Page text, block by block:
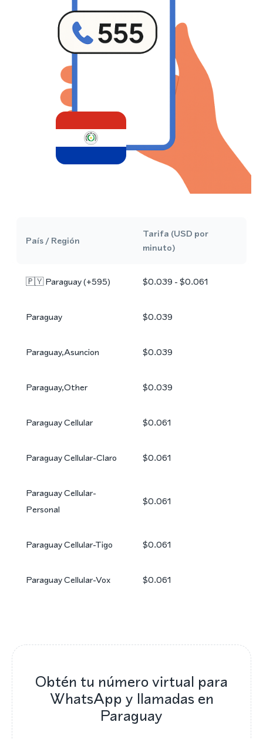
País / Región
Tarifa (USD por
minuto)
🇵🇾Paraguay(+595) $0.039 - $0.061
Paraguay $0.039
Paraguay,Asuncion $0.039
Paraguay,Other $0.039
Paraguay Cellular $0.061
Paraguay Cellular-Claro $0.061
Paraguay Cellular-
Personal
$0.061
Paraguay Cellular-Tigo $0.061
Paraguay Cellular-Vox $0.061
Obtén tu número virtual para
WhatsApp y llamadas en
Paraguay